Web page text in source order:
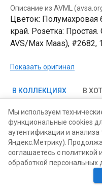
Описание из AVML
Цветок: Полумахровая
край. Розетка: Простая.
AVS/Max Maas), #2682,
Показать оригинал
В КОЛЛЕКЦИЯХ В
Мы используем
функциональные cookies
аутентификации и
Яндекс.Метрику).
соглашаетесь с политикой
обработкой персональных